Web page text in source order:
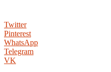
Twitter
Pinterest
WhatsApp
Telegram
VK